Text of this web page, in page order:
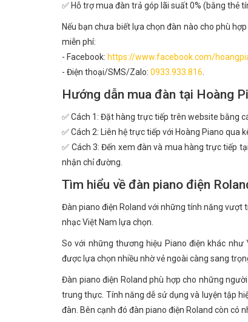
✅ Hỗ trợ mua đàn trả góp lãi suất 0% (bằng thẻ
Nếu bạn chưa biết lựa chọn đàn nào cho phù
miễn phí:
- Facebook: https://www.facebook.com/
- Điện thoại/SMS/Zalo: 0933.933.816
Hướng dẫn mua đàn tại Hoàng
✅ Cách 1: Đặt hàng trực tiếp trên website bằng
✅ Cách 2: Liên hệ trực tiếp với Hoàng Piano qua
✅ Cách 3: Đến xem đàn và mua hàng trực tiếp
nhận chỉ đường.
Tìm hiểu về đàn piano điện
Đàn piano điện Roland với những tính năng
nhạc Việt Nam lựa chọn.
So với những thương hiệu Piano điện khác như
được lựa chọn nhiều nhờ vẻ ngoài càng sang
Đàn piano điện Roland phù hợp cho những
trung thực. Tính năng dễ sử dụng và luyện tập
đàn. Bên cạnh đó đàn piano điện Roland còn có